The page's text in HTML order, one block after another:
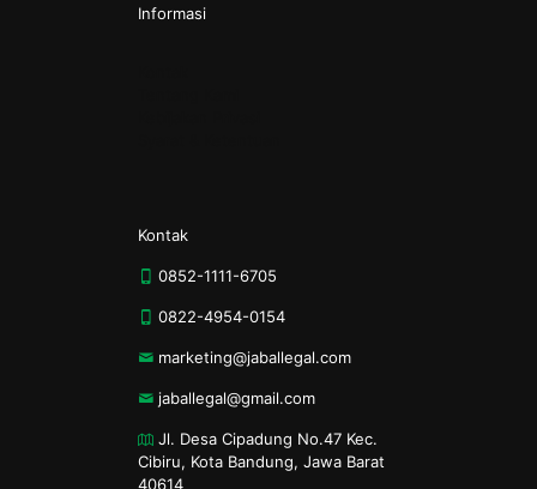
Informasi
Kontak
0852-1111-6705
0822-4954-0154
marketing@jaballegal.com
jaballegal@gmail.com
Jl. Desa Cipadung No.47 Kec.
Cibiru, Kota Bandung, Jawa Barat
40614